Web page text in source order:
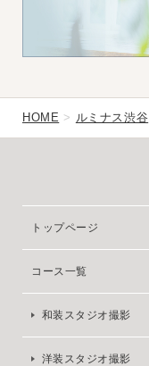
HOME ルミナス渋谷
トップページ
コース一覧
和装スタジオ撮影
洋装スタジオ撮影